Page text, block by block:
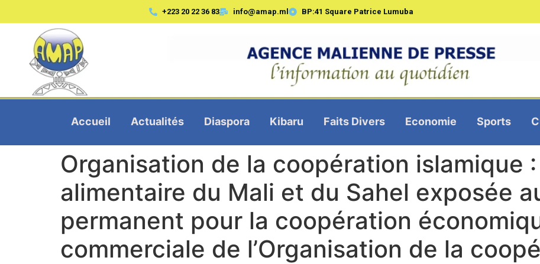
+223 20 22 36 83 info@amap.ml BP:41 Square Patrice Lumuba
Accueil Actualités Diaspora Kibaru Faits Divers Economie Sports
Organisation de la coopération islamique
alimentaire du Mali et du Sahel exposée
permanent pour la coopération
commerciale de l’Organisation de la